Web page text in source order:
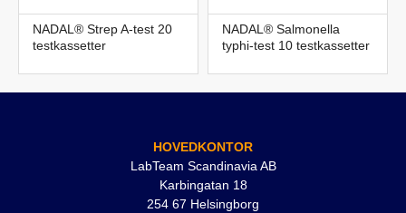
NADAL® Strep A-test 20
testkassetter
NADAL® Salmonella
typhi-test 10 testkassetter
HOVEDKONTOR
LabTeam Scandinavia AB
Karbingatan 18
254 67 Helsingborg